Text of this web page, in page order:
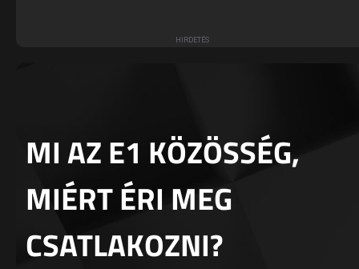
MI AZ E1 KÖZÖSSÉG,
MIÉRT ÉRI MEG
CSATLAKOZNI?